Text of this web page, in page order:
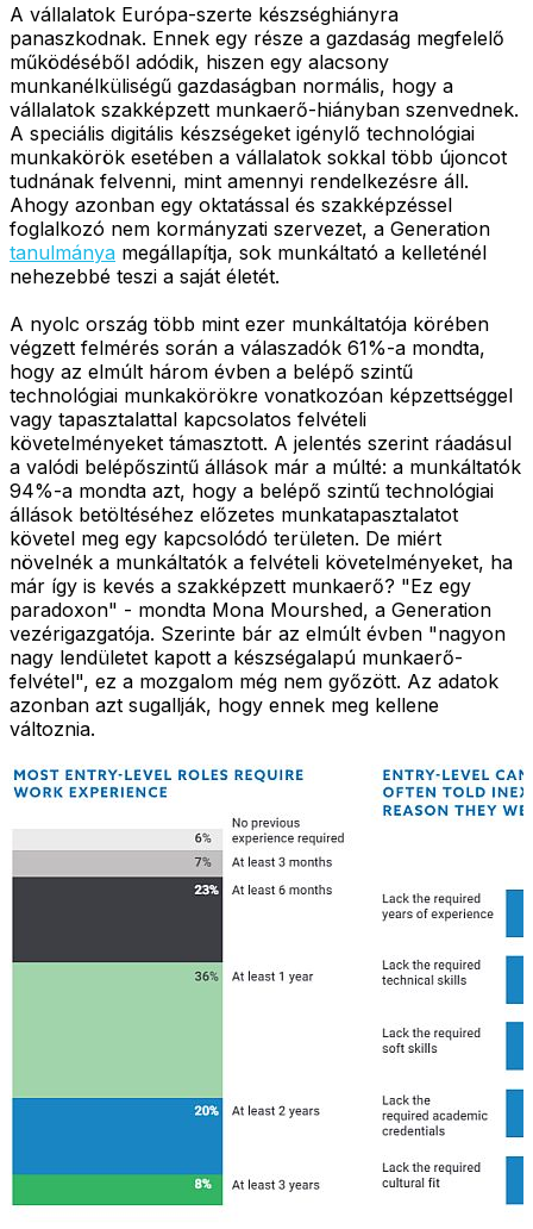
A vállalatok Európa-szerte készséghiányra
panaszkodnak. Ennek egy része a gazdaság megfelelő
működéséből adódik, hiszen egy alacsony
munkanélküliségű gazdaságban normális, hogy a
vállalatok szakképzett munkaerő-hiányban szenvednek.
A speciális digitális készségeket igénylő technológiai
munkakörök esetében a vállalatok sokkal több újoncot
tudnának felvenni, mint amennyi rendelkezésre áll.
Ahogy azonban egy oktatással és szakképzéssel
foglalkozó nem kormányzati szervezet, a Generation
tanulmánya megállapítja, sok munkáltató a kelleténél
nehezebbé teszi a saját életét.
A nyolc ország több mint ezer munkáltatója körében
végzett felmérés során a válaszadók 61%-a mondta,
hogy az elmúlt három évben a belépő szintű
technológiai munkakörökre vonatkozóan képzettséggel
vagy tapasztalattal kapcsolatos felvételi
követelményeket támasztott. A jelentés szerint ráadásul
a valódi belépőszintű állások már a múlté: a munkáltatók
94%-a mondta azt, hogy a belépő szintű technológiai
állások betöltéséhez előzetes munkatapasztalatot
követel meg egy kapcsolódó területen. De miért
növelnék a munkáltatók a felvételi követelményeket, ha
már így is kevés a szakképzett munkaerő? "Ez egy
paradoxon" - mondta Mona Mourshed, a Generation
vezérigazgatója. Szerinte bár az elmúlt évben "nagyon
nagy lendületet kapott a készségalapú munkaerő-
felvétel", ez a mozgalom még nem győzött. Az adatok
azonban azt sugallják, hogy ennek meg kellene
változnia.